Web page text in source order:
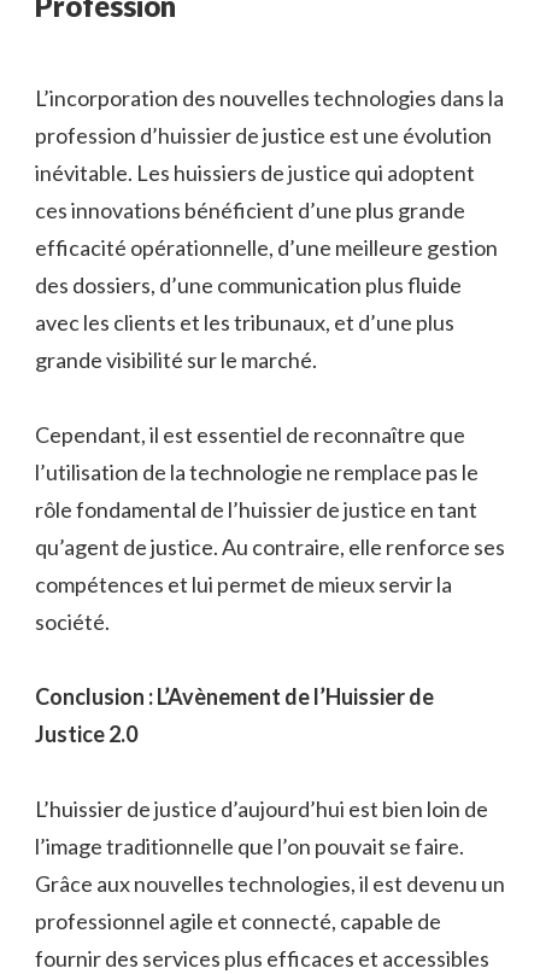
L’incorporation des nouvelles technologies dans la
profession d’huissier de justice est une évolution
inévitable. Les huissiers de justice qui adoptent
ces innovations bénéficient d’une plus grande
efficacité opérationnelle, d’une meilleure gestion
des dossiers, d’une communication plus fluide
avec les clients et les tribunaux, et d’une plus
grande visibilité sur le marché.
Cependant, il est essentiel de reconnaître que
l’utilisation de la technologie ne remplace pas le
rôle fondamental de l’huissier de justice en tant
qu’agent de justice. Au contraire, elle renforce ses
compétences et lui permet de mieux servir la
société.
Conclusion : L’Avènement de l’Huissier de
Justice 2.0
L’huissier de justice d’aujourd’hui est bien loin de
l’image traditionnelle que l’on pouvait se faire.
Grâce aux nouvelles technologies, il est devenu un
professionnel agile et connecté, capable de
fournir des services plus efficaces et accessibles